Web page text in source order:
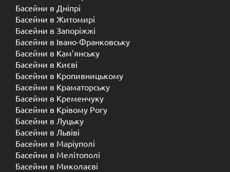
Басейни в Дніпрі
Басейни в Житомирі
Басейни в Запоріжжі
Басейни в Івано-Франковську
Басейни в Кам’янську
Басейни в Києві
Басейни в Кропивницькому
Басейни в Краматорську
Басейни в Кременчуку
Басейни в Крівому Рогу
Басейни в Луцьку
Басейни в Львіві
Басейни в Маріуполі
Басейни в Мелітополі
Басейни в Миколаєві